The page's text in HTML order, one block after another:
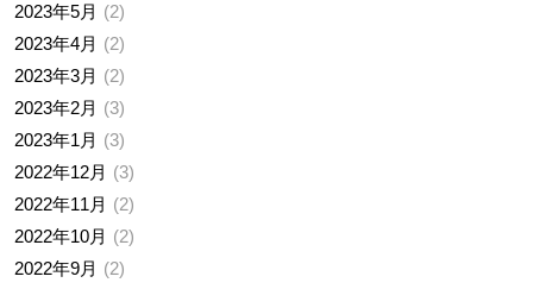
2023年5月
2
2023年4月
2
2023年3月
2
2023年2月
3
2023年1月
3
2022年12月
3
2022年11月
2
2022年10月
2
2022年9月
2